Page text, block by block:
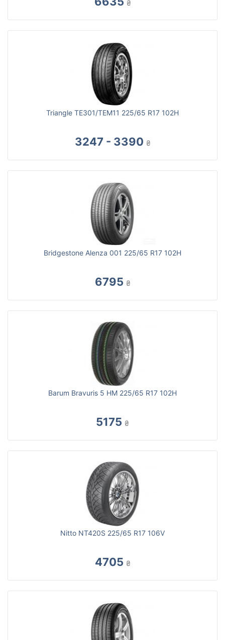
₴
Triangle TE301/TEM11 225/65 R17 102H
3247 - 3390 ₴
Bridgestone Alenza 001 225/65 R17 102H
6795 ₴
Barum Bravuris 5 HM 225/65 R17 102H
5175 ₴
Nitto NT420S 225/65 R17 106V
4705 ₴